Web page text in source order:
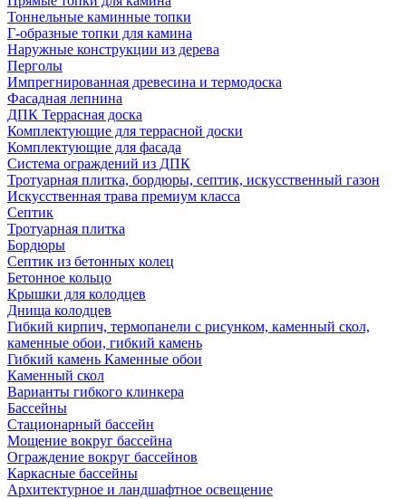
Тоннельные каминные топки
Г-образные топки для камина
Наружные конструкции из дерева
Перголы
Импрегнированная древесина и термодоска
Фасадная лепнина
ДПК Террасная доска
Комплектующие для террасной доски
Комплектующие для фасада
Система ограждений из ДПК
Тротуарная плитка, бордюры, септик, искусственный газон
Искусственная трава премиум класса
Септик
Тротуарная плитка
Бордюры
Септик из бетонных колец
Бетонное кольцо
Крышки для колодцев
Днища колодцев
Гибкий кирпич, термопанели с рисунком, каменный скол,
каменные обои, гибкий камень
Гибкий камень Каменные обои
Каменный скол
Варианты гибкого клинкера
Бассейны
Стационарный бассейн
Мощение вокруг бассейна
Ограждение вокруг бассейнов
Каркасные бассейны
Архитектурное и ландшафтное освещение